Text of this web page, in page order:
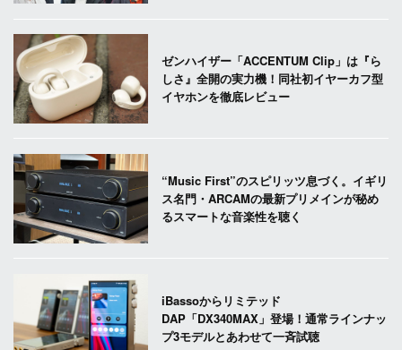
ゼンハイザー「ACCENTUM Clip」は『ら
しさ』全開の実力機！同社初イヤーカフ型
イヤホンを徹底レビュー
“Music First”のスピリッツ息づく。イギリ
ス名門・ARCAMの最新プリメインが秘め
るスマートな音楽性を聴く
iBassoからリミテッド
DAP「DX340MAX」登場！通常ラインナッ
プ3モデルとあわせて一斉試聴